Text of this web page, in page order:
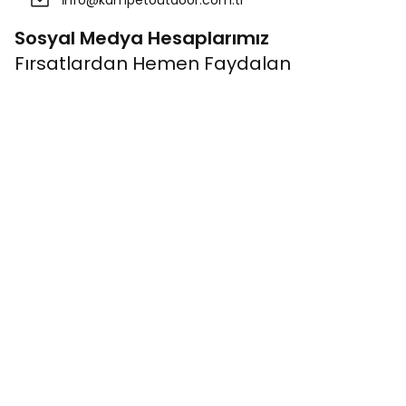
Sosyal Medya Hesaplarımız
Fırsatlardan Hemen Faydalan